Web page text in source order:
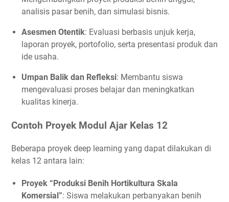
analisis pasar benih, dan simulasi bisnis.
Asesmen Otentik: Evaluasi berbasis unjuk kerja,
laporan proyek, portofolio, serta presentasi produk dan
ide usaha.
Umpan Balik dan Refleksi: Membantu siswa
mengevaluasi proses belajar dan meningkatkan
kualitas kinerja.
Contoh Proyek Modul Ajar Kelas 12
Beberapa proyek deep learning yang dapat dilakukan di
kelas 12 antara lain:
Proyek “Produksi Benih Hortikultura Skala
Komersial”: Siswa melakukan perbanyakan benih